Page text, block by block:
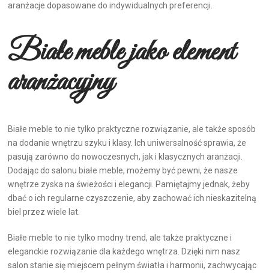
aranżacje dopasowane do indywidualnych preferencji.
Białe meble jako element
aranżacyjny
Białe meble to nie tylko praktyczne rozwiązanie, ale także sposób
na dodanie wnętrzu szyku i klasy. Ich uniwersalność sprawia, że
pasują zarówno do nowoczesnych, jak i klasycznych aranżacji.
Dodając do salonu białe meble, możemy być pewni, że nasze
wnętrze zyska na świeżości i elegancji. Pamiętajmy jednak, żeby
dbać o ich regularne czyszczenie, aby zachować ich nieskazitelną
biel przez wiele lat.
Białe meble to nie tylko modny trend, ale także praktyczne i
eleganckie rozwiązanie dla każdego wnętrza. Dzięki nim nasz
salon stanie się miejscem pełnym światła i harmonii, zachwycając